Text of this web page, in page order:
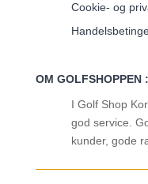
Cookie- og
OM GOLFSHOPPEN :
I Golf Shop
god service.
kunder, gode